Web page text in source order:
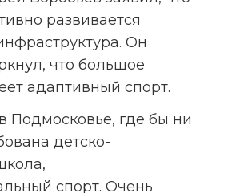
развивается
Он
что большое
адаптивный спорт.
Подмосковье, где бы ни
детско-
спорт. Очень